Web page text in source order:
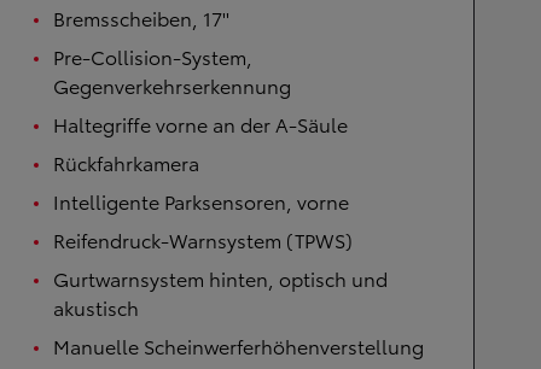
Bremsscheiben, 17''
Pre-Collision-System,
Gegenverkehrserkennung
Haltegriffe vorne an der A-Säule
Rückfahrkamera
Intelligente Parksensoren, vorne
Reifendruck-Warnsystem (TPWS)
Gurtwarnsystem hinten, optisch und
akustisch
Manuelle Scheinwerferhöhenverstellung